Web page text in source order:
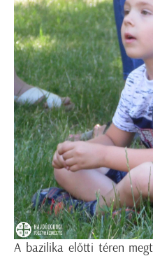
A bazilika előtti téren